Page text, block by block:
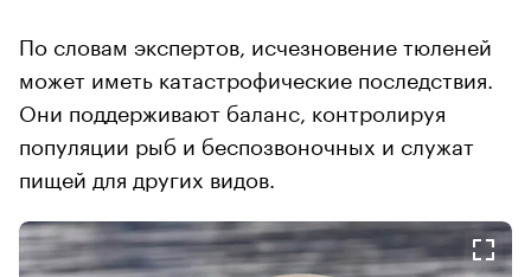
По словам экспертов, исчезновение тюленей
может иметь катастрофические последствия.
Они поддерживают баланс, контролируя
популяции рыб и беспозвоночных и служат
пищей для других видов.